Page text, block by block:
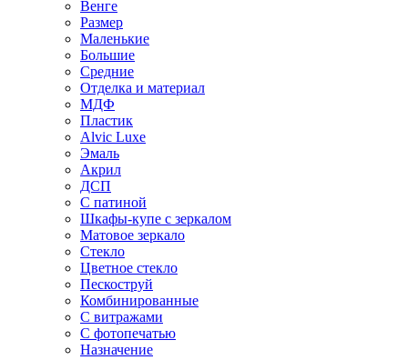
Венге
Размер
Маленькие
Большие
Средние
Отделка и материал
МДФ
Пластик
Alvic Luxe
Эмаль
Акрил
ДСП
С патиной
Шкафы-купе с зеркалом
Матовое зеркало
Стекло
Цветное стекло
Пескоструй
Комбинированные
С витражами
С фотопечатью
Назначение